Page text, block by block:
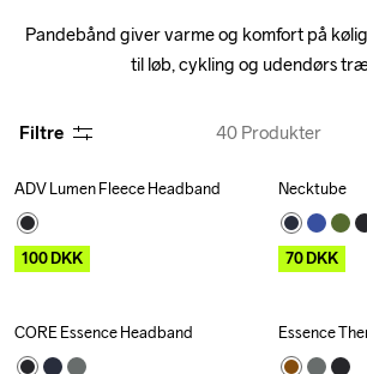
Pandebånd giver varme og komfort på
til løb, cykling og udendørs
Filtre 40 Produkter
Outlet
ADV Lumen Fleece Headband
100DKK
Outlet
Necktube
70DKK
CORE Essence Headband Outlet
Essence